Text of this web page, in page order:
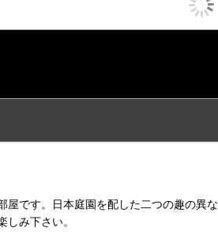
屋です。日本庭園を配した二つの趣の異な
しみ下さい。